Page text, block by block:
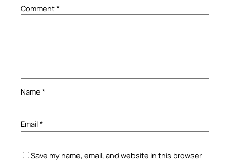
Comment*
Name *
Email*
Save my name, email, and website in this browser